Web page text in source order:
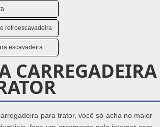
retroescavadeira
escavadeira
CARREGADEIRA
para trator, você só acha no maior